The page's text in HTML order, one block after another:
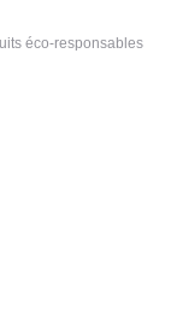
éco-responsables